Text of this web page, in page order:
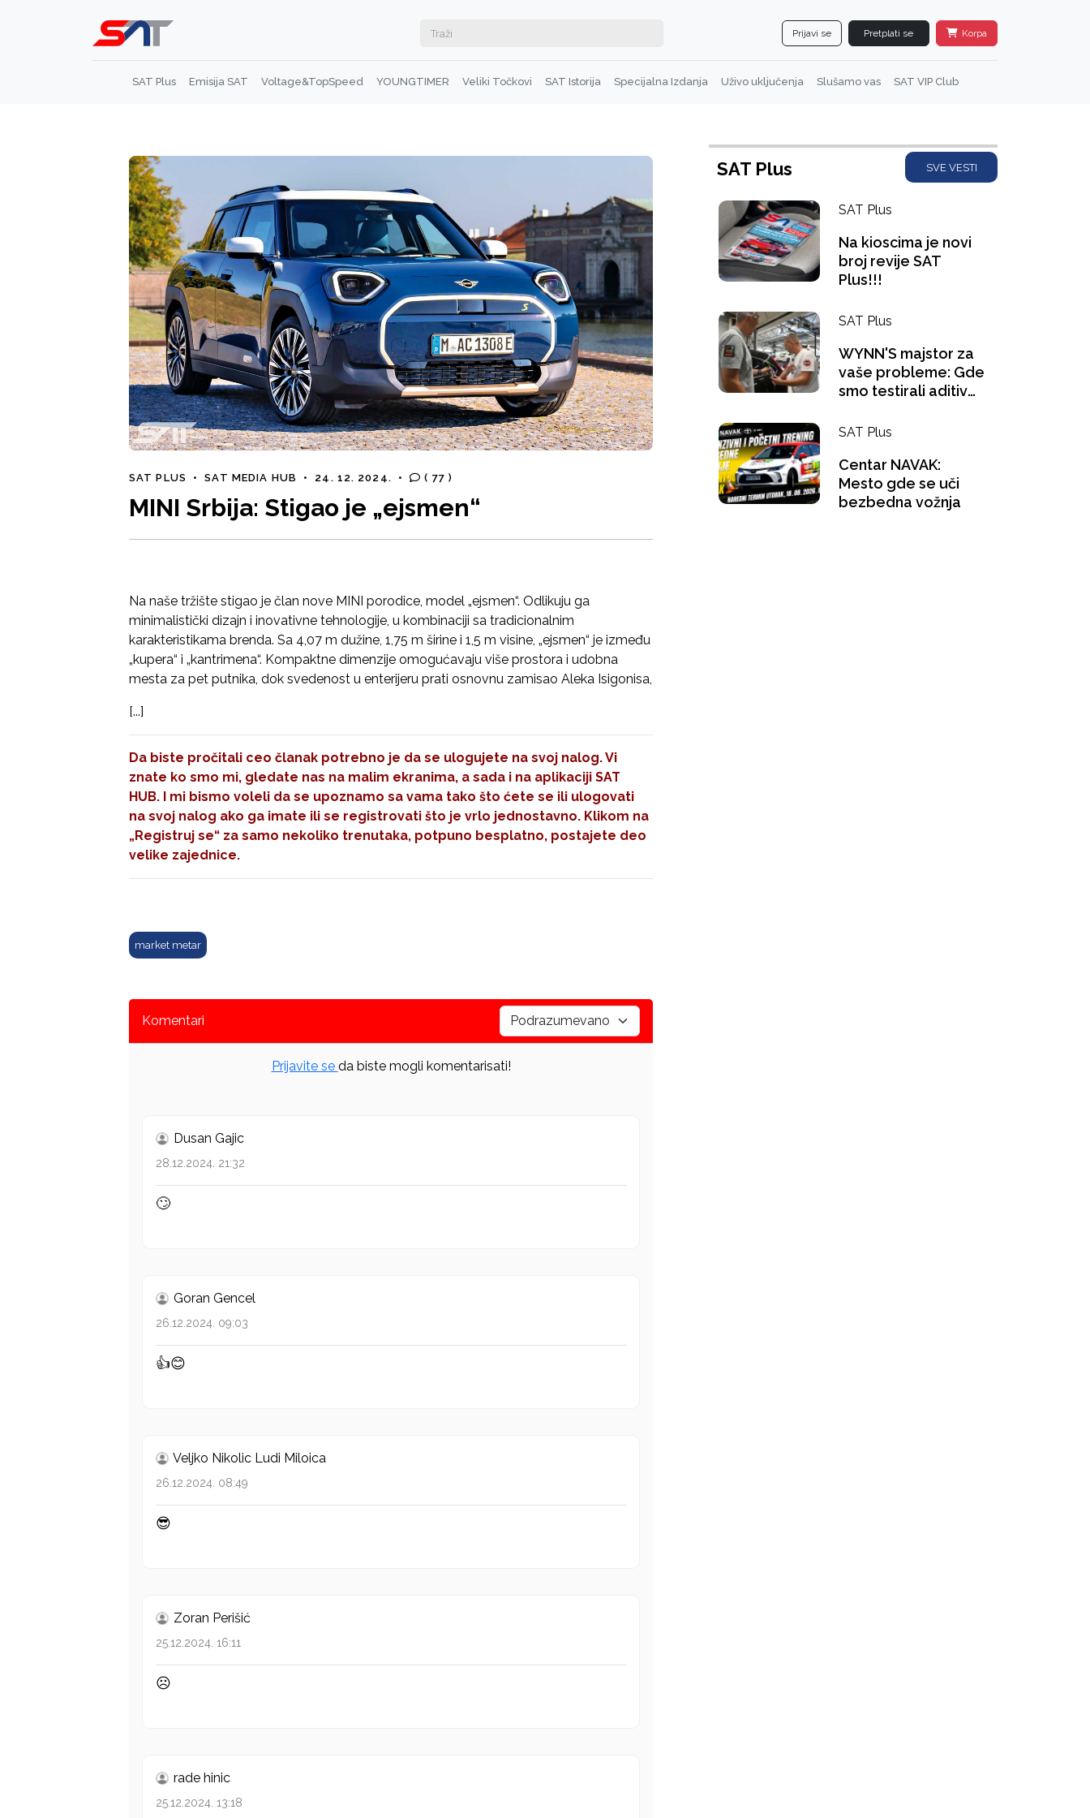
Prijavi se Pretplati se Korpa
SAT Plus Emisija SAT Voltage&TopSpeed YOUNGTIMER Veliki Točkovi SAT Istorija Specijalna Izdanja Uživo uključenja Slušamo vas SAT VIP Club
SAT PLUS • SAT MEDIA HUB • 24. 12. 2024. • ( 77 )
MINI Srbija: Stigao je „ejsmen“
Na naše tržište stigao je član nove MINI porodice, model „ejsmen“. Odlikuju ga
minimalistički dizajn i inovativne tehnologije, u kombinaciji sa tradicionalnim
karakteristikama brenda. Sa 4,07 m dužine, 1,75 m širine i 1,5 m visine, „ejsmen“ je između
„kupera“ i „kantrimena“. Kompaktne dimenzije omogućavaju više prostora i udobna
mesta za pet putnika, dok svedenost u enterijeru prati osnovnu zamisao Aleka Isigonisa,
[...]
Da biste pročitali ceo članak potrebno je da se ulogujete na svoj nalog. Vi
znate ko smo mi, gledate nas na malim ekranima, a sada i na aplikaciji SAT
HUB. I mi bismo voleli da se upoznamo sa vama tako što ćete se ili ulogovati
na svoj nalog ako ga imate ili se registrovati što je vrlo jednostavno. Klikom na
„Registruj se“ za samo nekoliko trenutaka, potpuno besplatno, postajete deo
velike zajednice.
market metar
Komentari
Prijavite se da biste mogli komentarisati!
Dusan Gajic
28.12.2024. 21:32
🙄
Goran Gencel
26.12.2024. 09:03
👍😊
Veljko Nikolic Ludi Miloica
26.12.2024. 08:49
😎
Zoran Perišić
25.12.2024. 16:11
☹
rade hinic
25.12.2024. 13:18
SAT Plus SVE VESTI
SAT Plus
Na kioscima je novi
broj revije SAT
Plus!!!
SAT Plus
WYNN'S majstor za
vaše probleme: Gde
smo testirali aditiv
"gugla" na pauzi za
SAT Plus
Centar NAVAK:
Mesto gde se uči
bezbedna vožnja